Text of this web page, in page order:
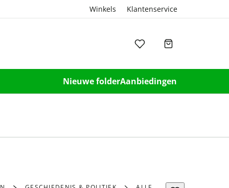
Winkels Klantenservice
Nieuwe folderAanbiedingen